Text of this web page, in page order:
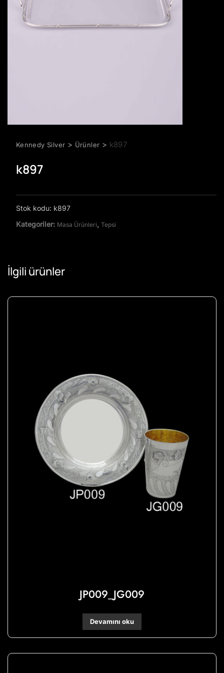
Kennedy Silver > Ürünler > k897
k897
Stok kodu: k897
Kategoriler: Masa Ürünleri, Tepsi
İlgili ürünler
JP009_JG009
Devamını oku